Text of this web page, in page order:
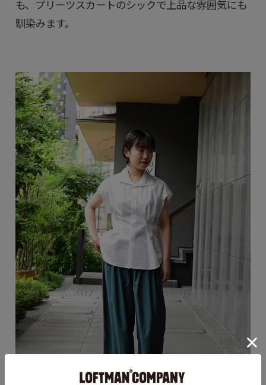
も、プリーツスカートのシックで上品な雰囲気にも
馴染みます。